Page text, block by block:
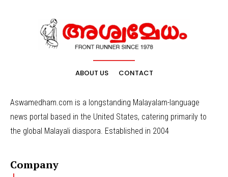
ABOUT US CONTACT
Aswamedham.com is a longstanding Malayalam-language
news portal based in the United States, catering primarily to
the global Malayali diaspora. Established in 2004
Company